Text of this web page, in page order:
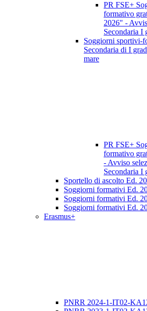
PR FSE+
formativo
2026" -
Secondaria I
Soggiorni sportivi-
Secondaria di I
mare
PR FSE+
formativo
- Avviso
Secondaria I
Sportello di ascolto Ed.
Soggiorni formativi Ed.
Soggiorni formativi Ed.
Soggiorni formativi Ed.
Erasmus+
PNRR 2024-1-IT02-